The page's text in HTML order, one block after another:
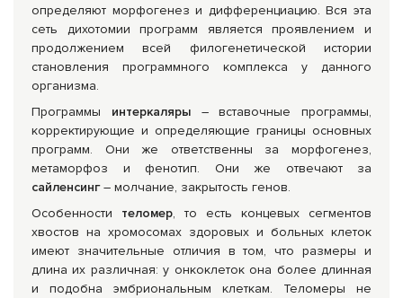
определяют морфогенез и дифференциацию. Вся эта
сеть дихотомии программ является проявлением и
продолжением всей филогенетической истории
становления программного комплекса у данного
организма.
Программы интеркаляры– вставочные программы,
корректирующие и определяющие границы основных
программ. Они же ответственны за морфогенез,
метаморфоз и фенотип. Они же отвечают за
сайленсинг– молчание, закрытость генов.
Особенности теломер, то есть концевых сегментов
хвостов на хромосомах здоровых и больных клеток
имеют значительные отличия в том, что размеры и
длина их различная: у онкоклеток она более длинная
и подобна эмбриональным клеткам. Теломеры не